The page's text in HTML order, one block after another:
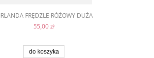
FRĘDZLE RÓŻOWY DUŻA
55,00 zł
do koszyka